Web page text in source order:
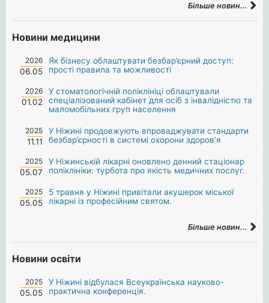
Більше новин...
Новини медицини
2026
06.05
Як бізнесу облаштувати безбар’єрний доступ:
прості правила та можливості
2026
01.02
У стоматологічній поліклініці облаштували
спеціалізований кабінет для осіб з інвалідністю та
маломобільних груп населення
2025
11.11
У Ніжині продовжують впроваджувати стандарти
безбар’єрності в системі охорони здоров’я
2025
05.07
У Ніжинській лікарні оновлено денний стаціонар
поліклініки: турбота про якість медичних послуг.
2025
05.05
5 травня у Ніжині привітали акушерок міської
лікарні із професійним святом.
Більше новин...
Новини освіти
2025
05.05
У Ніжині відбулася Всеукраїнська науково-
практична конференція.